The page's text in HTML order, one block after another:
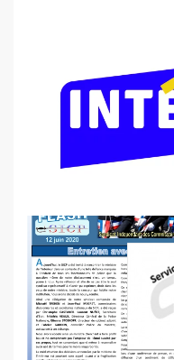
Audience du 12